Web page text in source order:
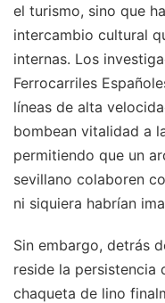
el turismo, sino que
intercambio cultural
internas. Los
Ferrocarriles
líneas de alta
bombean vitalidad a
permitiendo que un
sevillano colaboren
ni siquiera habrían
Sin embargo, detrás
reside la persistencia
chaqueta de lino